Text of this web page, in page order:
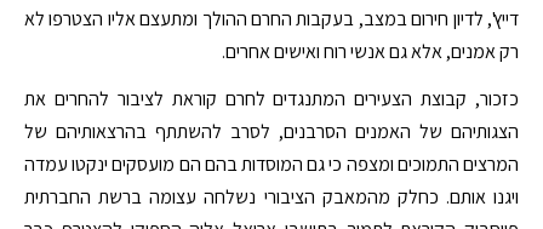
דייץ', לדיון חירום במצב, בעקבות החרם ההולך ומתעצם אליו הצטרפו לא
רק אמנים, אלא גם אנשי רוח ואישים אחרים.
כזכור, קבוצת הצעירים המתנגדים לחרם קוראת לציבור להחרים את
הצגותיהם של האמנים הסרבנים, לסרב להשתתף בהרצאותיהם של
המרצים התמוכים ומצפה כי גם המוסדות בהם הם מועסקים ינקטו עמדה
ויגנו אותם. כחלק מהמאבק הציבורי נשלחה עצומה ברשת החברתית